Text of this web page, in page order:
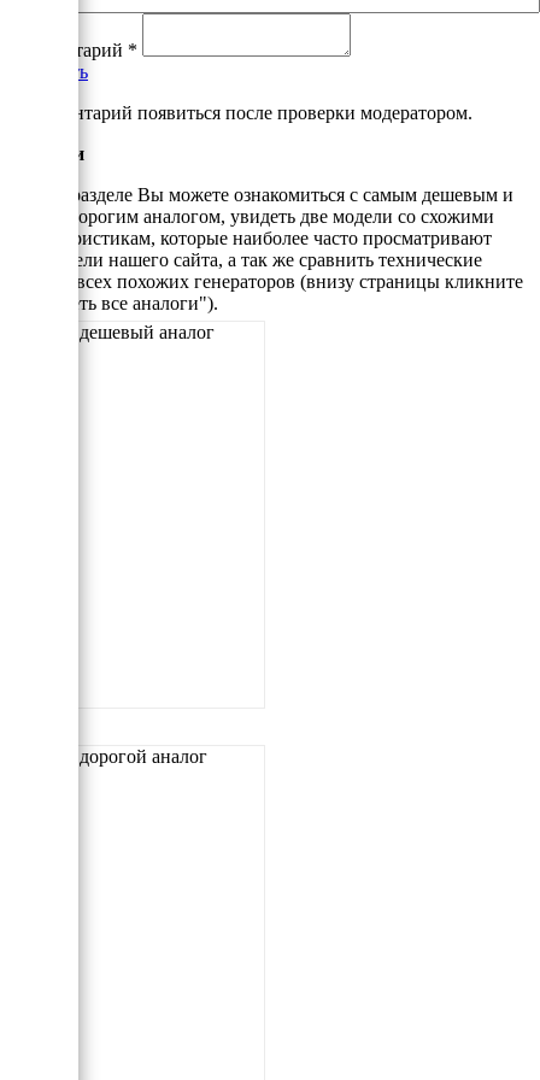
Комментарий *
Добавить
*Комментарий появиться после проверки модератором.
Аналоги
В этом разделе Вы можете ознакомиться с самым дешевым и
самым дорогим аналогом, увидеть две модели со схожими
характеристикам, которые наиболее часто просматривают
посетители нашего сайта, а так же сравнить технические
данные всех похожих генераторов (внизу страницы кликните
"Смотреть все аналоги").
Самый дешевый аналог
Самый дорогой аналог